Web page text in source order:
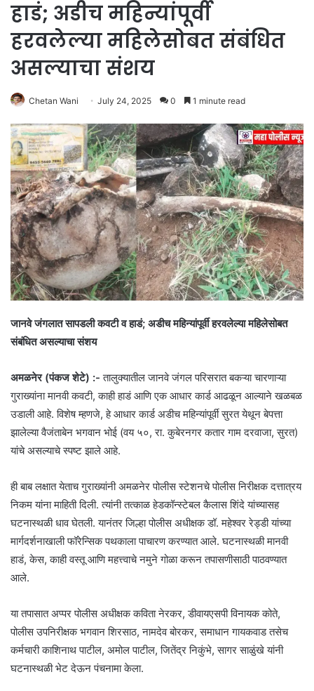
हाडं; अडीच महिन्यांपूर्वी
हरवलेल्या महिलेसोबत संबंधित
असल्याचा संशय
Chetan Wani July 24, 2025 0 1 minute read
जानवे जंगलात सापडली कवटी व हाडं; अडीच महिन्यांपूर्वी हरवलेल्या महिलेसोबत
संबंधित असल्याचा संशय
अमळनेर (पंकज शेटे) :- तालुक्यातील जानवे जंगल परिसरात बकऱ्या चारणाऱ्या
गुराख्यांना मानवी कवटी, काही हाडं आणि एक आधार कार्ड आढळून आल्याने खळबळ
उडाली आहे. विशेष म्हणजे, हे आधार कार्ड अडीच महिन्यांपूर्वी सुरत येथून बेपत्ता
झालेल्या वैजंताबेन भगवान भोई (वय ५०, रा. कुबेरनगर कतार गाम दरवाजा, सुरत)
यांचे असल्याचे स्पष्ट झाले आहे.
ही बाब लक्षात येताच गुराख्यांनी अमळनेर पोलीस स्टेशनचे पोलीस निरीक्षक दत्तात्रय
निकम यांना माहिती दिली. त्यांनी तत्काळ हेडकॉन्स्टेबल कैलास शिंदे यांच्यासह
घटनास्थळी धाव घेतली. यानंतर जिल्हा पोलीस अधीक्षक डॉ. महेश्वर रेड्डी यांच्या
मार्गदर्शनाखाली फॉरेन्सिक पथकाला पाचारण करण्यात आले. घटनास्थळी मानवी
हाडं, केस, काही वस्तू आणि महत्त्वाचे नमुने गोळा करून तपासणीसाठी पाठवण्यात
आले.
या तपासात अप्पर पोलीस अधीक्षक कविता नेरकर, डीवायएसपी विनायक कोते,
पोलीस उपनिरीक्षक भगवान शिरसाठ, नामदेव बोरकर, समाधान गायकवाड तसेच
कर्मचारी काशिनाथ पाटील, अमोल पाटील, जितेंद्र निकुंभे, सागर साळुंखे यांनी
घटनास्थळी भेट देऊन पंचनामा केला.